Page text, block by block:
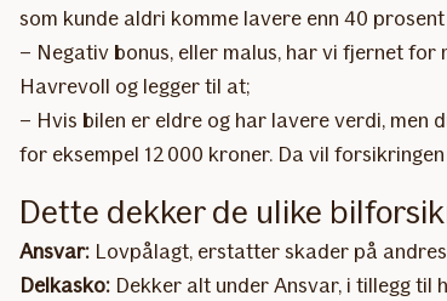
som kunde aldri komme lavere enn 40
– Negativ bonus, eller malus, har vi fjernet
Havrevoll og legger til at;
– Hvis bilen er eldre og har lavere verdi,
for eksempel 12 000 kroner. Da vil
Dette dekker de ulike
Ansvar: Lovpålagt, erstatter skader på
Delkasko: Dekker alt under Ansvar, i tillegg